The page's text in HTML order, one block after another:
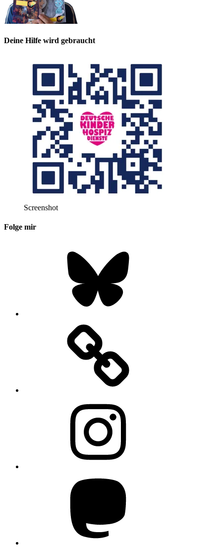
Deine Hilfe wird gebraucht
Screenshot
Folge mir